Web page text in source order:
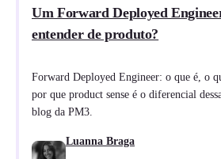
Um Forward Deployed
entender de produto?
Forward Deployed Engineer: o que é, o
por que product sense é o diferencial
blog da PM3.
Luanna Braga